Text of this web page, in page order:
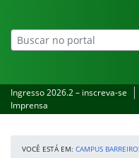
Ingresso 2026.2 – inscreva-se
Imprensa
VOCÊ ESTÁ EM: CAMPUS